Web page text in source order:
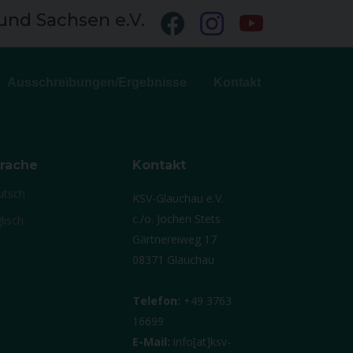
Sachsen e.V.
Kontakt
KSV-Glauchau e.V.
c./o. Jochen Stets
Gärtnereiweg 17
08371 Glauchau
Telefon: +49 3763
16699
E-Mail: info[at]ksv-